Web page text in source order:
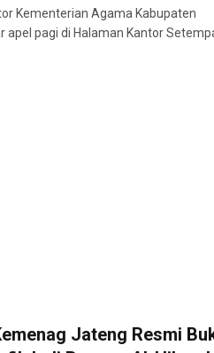
Kementerian Agama Kabupaten
apel pagi di Halaman Kantor
Jateng Resmi